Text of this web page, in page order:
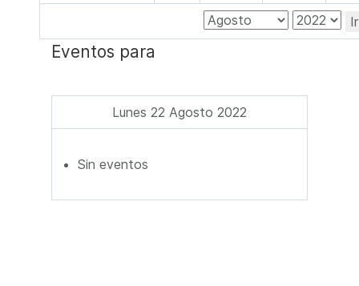
Eventos para
Lunes 22 Agosto 2022
Sin eventos